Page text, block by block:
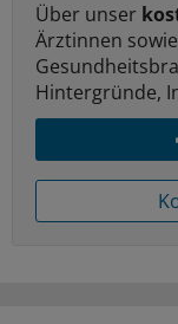
Über unser
Ärztinnen
Hintergründe,